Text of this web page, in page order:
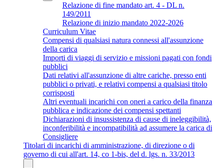
Relazione di fine mandato art. 4 - DL n.
149/2011
Relazione di inizio mandato 2022-2026
Curriculum Vitae
Compensi di qualsiasi natura connessi all'assunzione
della carica
Importi di viaggi di servizio e missioni pagati con fondi
pubblici
Dati relativi all'assunzione di altre cariche, presso enti
pubblici o privati, e relativi compensi a qualsiasi titolo
corrisposti
Altri eventuali incarichi con oneri a carico della finanza
pubblica e indicazione dei compensi spettanti
Dichiarazioni di insussistenza di cause di ineleggibilità,
inconferibilità e incompatibilità ad assumere la carica di
Consigliere
Titolari di incarichi di amministrazione, di direzione o di
governo di cui all'art. 14, co 1-bis, del d. lgs. n. 33/2013